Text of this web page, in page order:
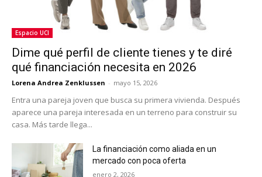
Espacio UCI
Dime qué perfil de cliente tienes y te diré
qué financiación necesita en 2026
Lorena Andrea Zenklussen - mayo 15, 2026
Entra una pareja joven que busca su primera vivienda. Después
aparece una pareja interesada en un terreno para construir su
casa. Más tarde llega...
La financiación como aliada en un
mercado con poca oferta
enero 2, 2026